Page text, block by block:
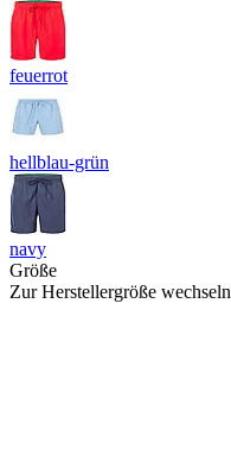
feuerrot
hellblau-grün
navy
Größe
Zur Herstellergröße wechseln